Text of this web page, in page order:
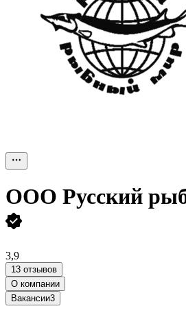
ООО Русский
3,9
13 отзывов
О компании
Вакансии3